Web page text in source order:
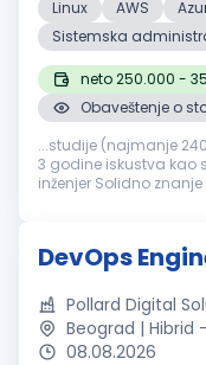
Linux AWS
Sistemska
neto 250.000 -
Obaveštenje o
...studije (najmanje
3 godine iskustva kao
inženjer Solidno
DevOps
Pollard Digital
Beograd | Hibrid -
08.08.2026